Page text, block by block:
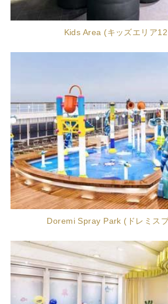
Kids Area (キッズエリア
Doremi Spray Park (ドレミス